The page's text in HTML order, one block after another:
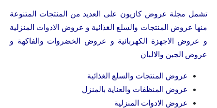
تشمل مجلة عروض كازيون على العديد من المنتجات المتنوعة
منها عروض المنتجات والسلع الغذائية و عروض الادوات المنزلية
و عروض الاجهزة الكهربائية و عروض الخضروات والفاكهة و
عروض الجبن والالبان
عروض المنتجات والسلع الغذائية
عروض المنظفات والعناية بالمنزل
عروض الادوات المنزلية